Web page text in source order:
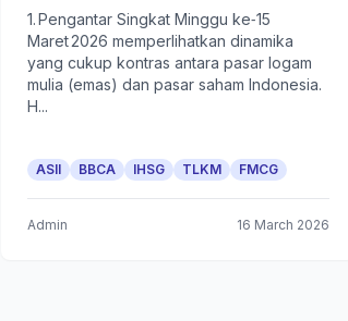
1. Pengantar Singkat Minggu ke‑15
Maret 2026 memperlihatkan dinamika
yang cukup kontras antara pasar logam
mulia (emas) dan pasar saham Indonesia.
H...
ASII BBCA IHSG TLKM FMCG
Admin 16 March 2026